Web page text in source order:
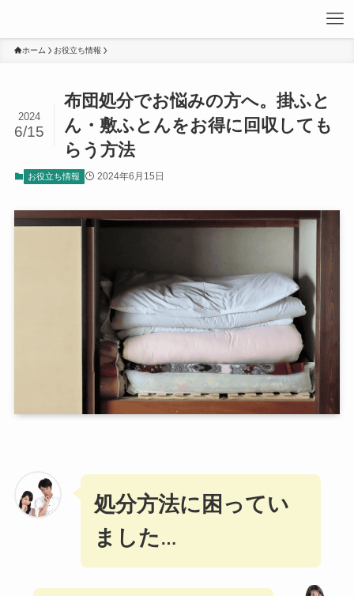
ホーム お役立ち情報
布団処分でお悩みの方へ。掛ふと
ん・敷ふとんをお得に回収しても
らう方法
2024
6/15
お役立ち情報 2024年6月15日
処分方法に困ってい
ました …